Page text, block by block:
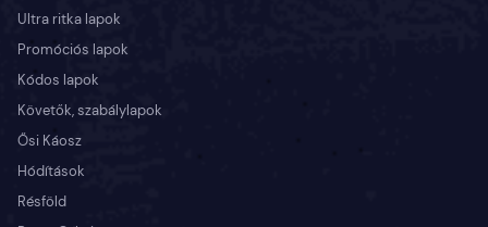
Ultra ritka lapok
Promóciós lapok
Kódos lapok
Követők, szabálylapok
Ősi Káosz
Hódítások
Résföld